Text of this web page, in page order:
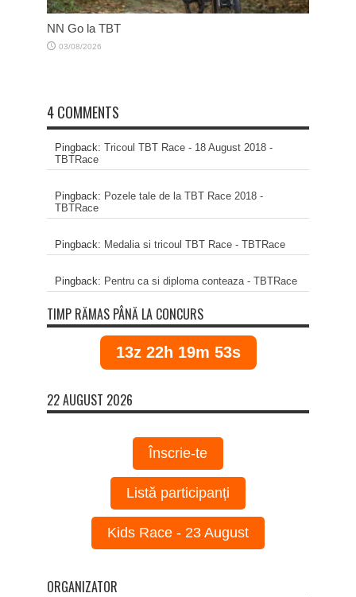
NN Go la TBT
03/08/2026
4 COMMENTS
Pingback: Tricoul TBT Race - 18 August 2018 -
TBTRace
Pingback: Pozele tale de la TBT Race 2018 -
TBTRace
Pingback: Medalia si tricoul TBT Race - TBTRace
Pingback: Pentru ca si diploma conteaza - TBTRace
TIMP RĂMAS PÂNĂ LA CONCURS
13z 22h 19m 53s
22 AUGUST 2026
Înscrie-te
Listă participanți
Kids Race - 23 August
ORGANIZATOR